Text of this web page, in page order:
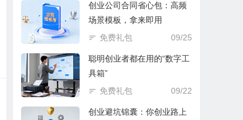
创业公司合同省心包：高频
场景模板，拿来即用
09/25
免费礼包
聪明创业者都在用的“数字工
具箱”
09/22
免费礼包
创业避坑锦囊：你创业路上